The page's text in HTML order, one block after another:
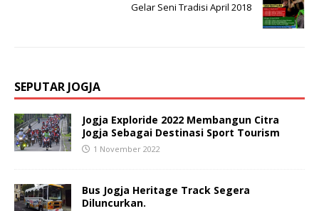
Gelar Seni Tradisi April 2018
SEPUTAR JOGJA
Jogja Exploride 2022 Membangun Citra
Jogja Sebagai Destinasi Sport Tourism
1 November 2022
Bus Jogja Heritage Track Segera
Diluncurkan.